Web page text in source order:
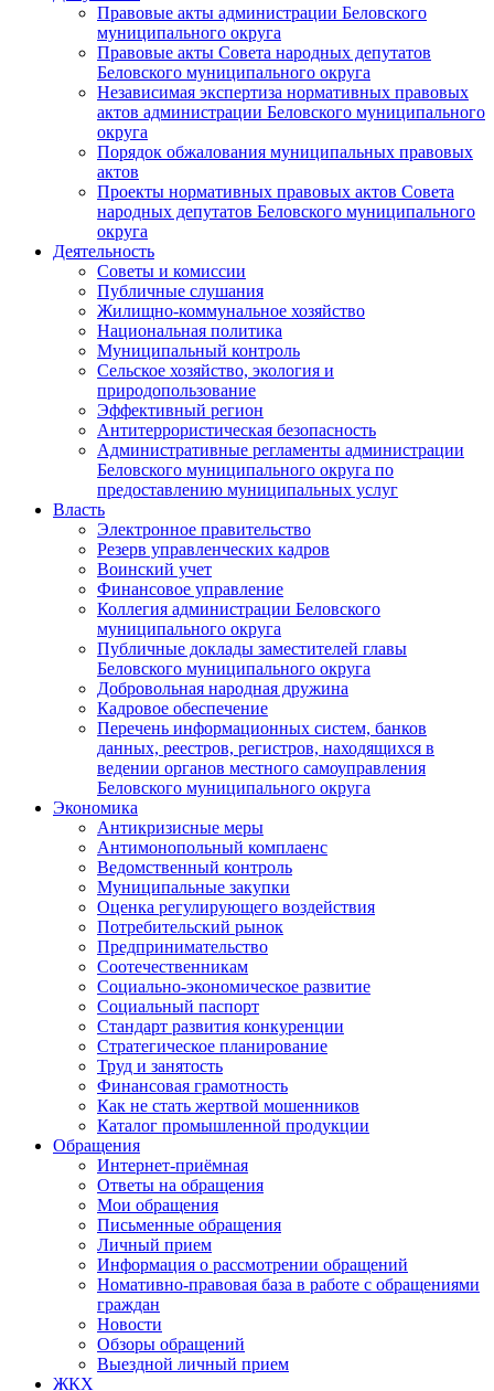
Правовые акты администрации Беловского
муниципального округа
Правовые акты Совета народных депутатов
Беловского муниципального округа
Независимая экспертиза нормативных правовых
актов администрации Беловского муниципального
округа
Порядок обжалования муниципальных правовых
актов
Проекты нормативных правовых актов Совета
народных депутатов Беловского муниципального
округа
Деятельность
Советы и комиссии
Публичные слушания
Жилищно-коммунальное хозяйство
Национальная политика
Муниципальный контроль
Сельское хозяйство, экология и
природопользование
Эффективный регион
Антитеррористическая безопасность
Административные регламенты администрации
Беловского муниципального округа по
предоставлению муниципальных услуг
Власть
Электронное правительство
Резерв управленческих кадров
Воинский учет
Финансовое управление
Коллегия администрации Беловского
муниципального округа
Публичные доклады заместителей главы
Беловского муниципального округа
Добровольная народная дружина
Кадровое обеспечение
Перечень информационных систем, банков
данных, реестров, регистров, находящихся в
ведении органов местного самоуправления
Беловского муниципального округа
Экономика
Антикризисные меры
Антимонопольный комплаенс
Ведомственный контроль
Муниципальные закупки
Оценка регулирующего воздействия
Потребительский рынок
Предпринимательство
Соотечественникам
Социально-экономическое развитие
Социальный паспорт
Стандарт развития конкуренции
Стратегическое планирование
Труд и занятость
Финансовая грамотность
Как не стать жертвой мошенников
Каталог промышленной продукции
Обращения
Интернет-приёмная
Ответы на обращения
Мои обращения
Письменные обращения
Личный прием
Информация о рассмотрении обращений
Номативно-правовая база в работе с обращениями
граждан
Новости
Обзоры обращений
Выездной личный прием
ЖКХ